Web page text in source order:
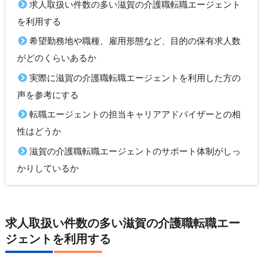
求人取扱い件数の多い滋賀の介護職転職エージェント
を利用する
希望勤務地や職種、雇用形態など、目的の保有求人数
がどのくらいあるか
実際に滋賀の介護職転職エージェントを利用した方の
声を参考にする
転職エージェントの担当キャリアアドバイザーとの相
性はどうか
滋賀の介護職転職エージェントのサポート体制がしっ
かりしているか
求人取扱い件数の多い滋賀の介護職転職エー
ジェントを利用する